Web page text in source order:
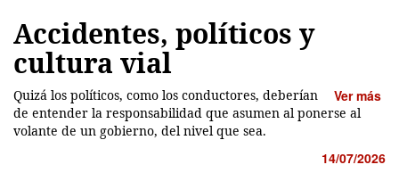
Accidentes, políticos y
cultura vial
Ver más
Quizá los políticos, como los conductores, deberían
de entender la responsabilidad que asumen al ponerse al
volante de un gobierno, del nivel que sea.
14/07/2026